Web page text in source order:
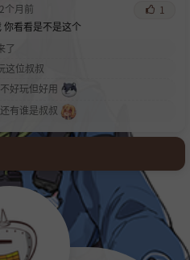
2个月前
1
看看是不是这个
了
这位叔叔
不好玩但好用
还有谁是叔叔